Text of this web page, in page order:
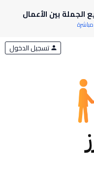
بين الأعمال
person تسجيل الدخول